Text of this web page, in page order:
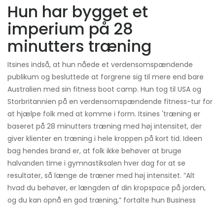
Hun har bygget et
imperium på 28
minutters træning
Itsines indså, at hun nåede et verdensomspændende
publikum og besluttede at forgrene sig til mere end bare
Australien med sin fitness boot camp. Hun tog til USA og
Storbritannien på en verdensomspændende fitness-tur for
at hjælpe folk med at komme i form. Itsines 'træning er
baseret på 28 minutters træning med høj intensitet, der
giver klienter en træning i hele kroppen på kort tid. Ideen
bag hendes brand er, at folk ikke behøver at bruge
halvanden time i gymnastiksalen hver dag for at se
resultater, så længe de træner med høj intensitet. ”Alt
hvad du behøver, er længden af ​​din kropspace på jorden,
og du kan opnå en god træning,” fortalte hun Business